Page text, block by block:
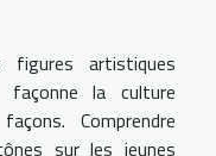
figures artistiques
la culture
Comprendre
sur les jeunes